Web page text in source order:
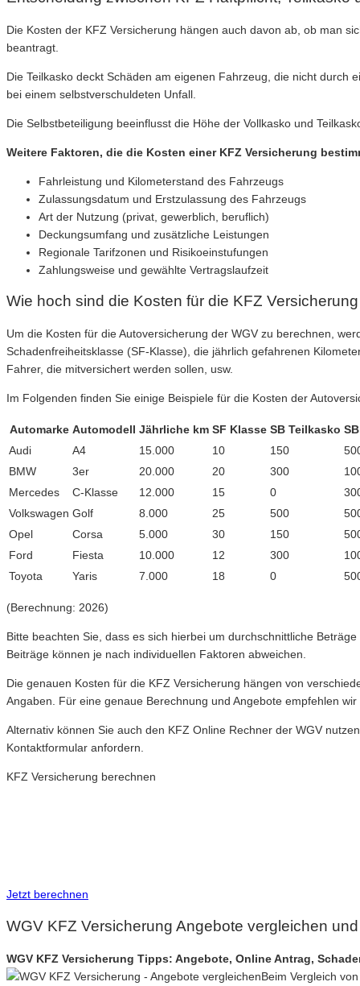
Die Kosten der KFZ Versicherung hängen auch davon ab, ob man
beantragt.
Die Teilkasko deckt Schäden am eigenen Fahrzeug, die nicht
bei einem selbstverschuldeten Unfall.
Die Selbstbeteiligung beeinflusst die Höhe der Vollkasko und
Weitere Faktoren, die die Kosten einer KFZ Versicherung
Fahrleistung und Kilometerstand des Fahrzeugs
Zulassungsdatum und Erstzulassung des Fahrzeugs
Art der Nutzung (privat, gewerblich, beruflich)
Deckungsumfang und zusätzliche Leistungen
Regionale Tarifzonen und Risikoeinstufungen
Zahlungsweise und gewählte Vertragslaufzeit
Wie hoch sind die Kosten für die KFZ
Um die Kosten für die Autoversicherung der WGV zu berechnen,
Schadenfreiheitsklasse (SF-Klasse), die jährlich gefahrenen
Fahrer, die mitversichert werden sollen, usw.
Im Folgenden finden Sie einige Beispiele für die Kosten der
Automarke Automodell Jährliche km SF Klasse SB Teilkasko
Audi
A4 15.000 10 150
BMW
3er 20.000 20 300
Mercedes
C-Klasse 12.000 15 0
Volkswagen Golf 8.000 25 500
Opel
Corsa 5.000 30 150
Ford
Fiesta 10.000 12 300
Toyota
Yaris 7.000 18 0
(Berechnung: 2026)
Bitte beachten Sie, dass es sich hierbei um durchschnittliche
Beiträge können je nach individuellen Faktoren abweichen.
Die genauen Kosten für die KFZ Versicherung hängen von
Angaben. Für eine genaue Berechnung und Angebote empfehlen
Alternativ können Sie auch den KFZ Online Rechner der WGV
Kontaktformular anfordern.
KFZ Versicherung berechnen
Jetzt berechnen
WGV KFZ Versicherung Angebote vergleichen
WGV KFZ Versicherung Tipps: Angebote, Online Antrag,
Beim Vergleich